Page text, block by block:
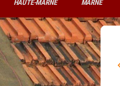
HAUTE-MARNE
MARNE